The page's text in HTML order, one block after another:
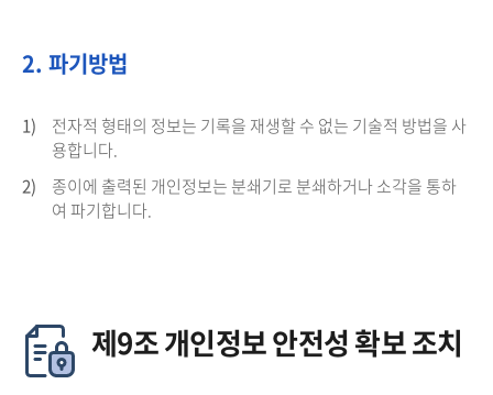
2. 파기방법
1)
전자적 형태의 정보는 기록을 재생할 수 없는 기술적 방법을 사
용합니다.
2)
종이에 출력된 개인정보는 분쇄기로 분쇄하거나 소각을 통하
여 파기합니다.
제9조 개인정보 안전성 확보 조치